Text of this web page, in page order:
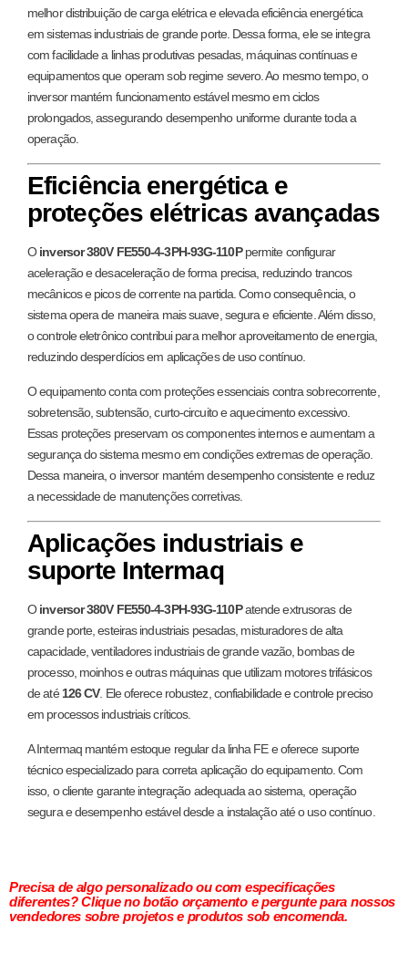
melhor distribuição de carga elétrica e elevada eficiência energética
em sistemas industriais de grande porte. Dessa forma, ele se integra
com facilidade a linhas produtivas pesadas, máquinas contínuas e
equipamentos que operam sob regime severo. Ao mesmo tempo, o
inversor mantém funcionamento estável mesmo em ciclos
prolongados, assegurando desempenho uniforme durante toda a
operação.
Eficiência energética e
proteções elétricas avançadas
Oinversor 380V FE550-4-3PH-93G-110Ppermite configurar
aceleração e desaceleração de forma precisa, reduzindo trancos
mecânicos e picos de corrente na partida. Como consequência, o
sistema opera de maneira mais suave, segura e eficiente. Além disso,
o controle eletrônico contribui para melhor aproveitamento de energia,
reduzindo desperdícios em aplicações de uso contínuo.
O equipamento conta com proteções essenciais contra sobrecorrente,
sobretensão, subtensão, curto-circuito e aquecimento excessivo.
Essas proteções preservam os componentes internos e aumentam a
segurança do sistema mesmo em condições extremas de operação.
Dessa maneira, o inversor mantém desempenho consistente e reduz
a necessidade de manutenções corretivas.
Aplicações industriais e
suporte Intermaq
Oinversor 380V FE550-4-3PH-93G-110Patende extrusoras de
grande porte, esteiras industriais pesadas, misturadores de alta
capacidade, ventiladores industriais de grande vazão, bombas de
processo, moinhos e outras máquinas que utilizam motores trifásicos
de até 126 CV. Ele oferece robustez, confiabilidade e controle preciso
em processos industriais críticos.
A Intermaq mantém estoque regular da linha FE e oferece suporte
técnico especializado para correta aplicação do equipamento. Com
isso, o cliente garante integração adequada ao sistema, operação
segura e desempenho estável desde a instalação até o uso contínuo.
Precisa de algo personalizado ou com especificações
diferentes? Clique no botão orçamento e pergunte para nossos
vendedores sobre projetos e produtos sob encomenda.